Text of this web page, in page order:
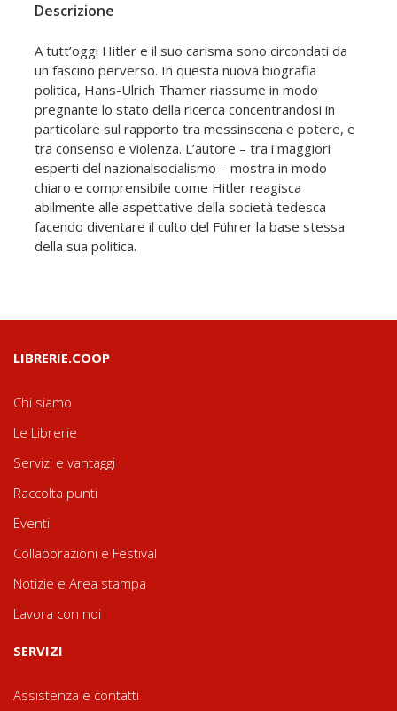
Descrizione
A tutt’oggi Hitler e il suo carisma sono circondati da
un fascino perverso. In questa nuova biografia
politica, Hans-Ulrich Thamer riassume in modo
pregnante lo stato della ricerca concentrandosi in
particolare sul rapporto tra messinscena e potere, e
tra consenso e violenza. L’autore – tra i maggiori
esperti del nazionalsocialismo – mostra in modo
chiaro e comprensibile come Hitler reagisca
abilmente alle aspettative della società tedesca
facendo diventare il culto del Führer la base stessa
della sua politica.
LIBRERIE.COOP
Chi siamo
Le Librerie
Servizi e vantaggi
Raccolta punti
Eventi
Collaborazioni e Festival
Notizie e Area stampa
Lavora con noi
SERVIZI
Assistenza e contatti